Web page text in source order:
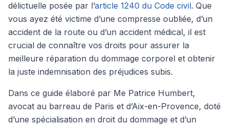
délictuelle posée par l’article 1240 du Code civil. Que
vous ayez été victime d’une compresse oubliée, d’un
accident de la route ou d’un accident médical, il est
crucial de connaître vos droits pour assurer la
meilleure réparation du dommage corporel et obtenir
la juste indemnisation des préjudices subis.
Dans ce guide élaboré par Me Patrice Humbert,
avocat au barreau de Paris et d’Aix-en-Provence, doté
d’une spécialisation en droit du dommage et d’un